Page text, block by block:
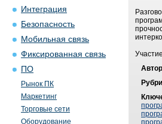
Интеграция
Безопасность
Мобильная связь
Фиксированная связь
ПО
Рынок ПК
Маркетинг
Торговые сети
Оборудование